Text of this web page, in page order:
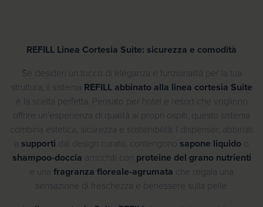
REFILL Linea Cortesia Suite: sicurezza e comodità
Se desideri un tocco di eleganza e funzionalità per la tua
struttura, il sistema REFILL abbinato alla linea cortesia Suite
è la scelta perfetta. Pensato per hotel e resort che vogliono
offrire un’esperienza di qualità ai propri ospiti, questo sistema
combina estetica, sicurezza e sostenibilità. I dispenser, abbinati
a supporti dal design curato, contengono sapone liquido o
shampoo-doccia arricchiti con proteine del grano nutrienti
e una fragranza floreale-agrumata che regala una
sensazione di freschezza e benessere sulla pelle.